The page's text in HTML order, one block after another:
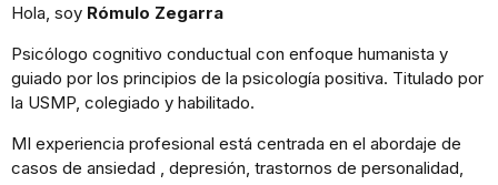
Hola, soy Rómulo Zegarra
Psicólogo cognitivo conductual con enfoque humanista y
guiado por los principios de la psicología positiva. Titulado por
la USMP, colegiado y habilitado.
MI experiencia profesional está centrada en el abordaje de
casos de ansiedad , depresión, trastornos de personalidad,